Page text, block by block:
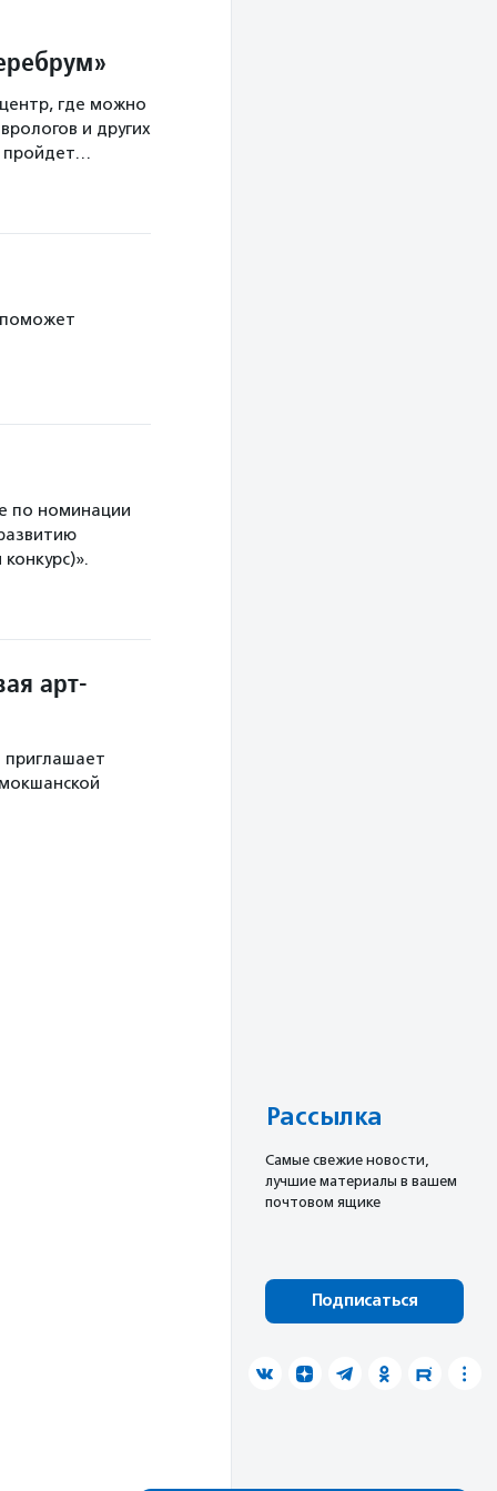
где можно
и других
пройдет…
по номинации
арт-
Рассылка
Cамые свежие новости,
лучшие материалы в вашем
почтовом ящике
Подписаться